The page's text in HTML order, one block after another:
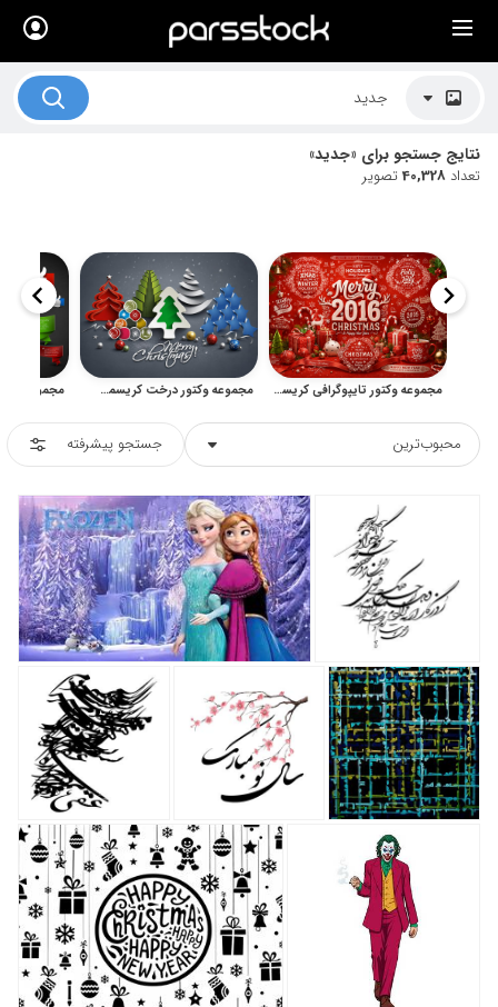
نتایج جستجو برای «جدید»
تعداد 40,328تصویر
مجموعه وکتور تایپوگرافی کریسمس و سال نو برای طراحی تبلیغاتی مجموعه وکتور درخت کریسمس و کارت تبریک سال نو میلادی
محبوب‌ترین جستجو پیشرفته
× لیست قیمت ها
موضوعات تصاویر
هنرمندان ایرانی
کسب درآمد از فروش تصاویر
021 28428845
تماس با ما
بلاگ پارس استاک